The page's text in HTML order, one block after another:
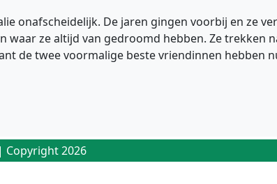
onafscheidelijk. De jaren gingen voorbij en ze
waar ze altijd van gedroomd hebben. Ze trekken
de twee voormalige beste vriendinnen hebben
| Copyright 2026